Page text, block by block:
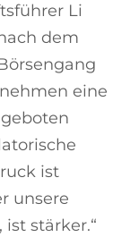
Li
dem
eine
ist
unsere
stärker.“